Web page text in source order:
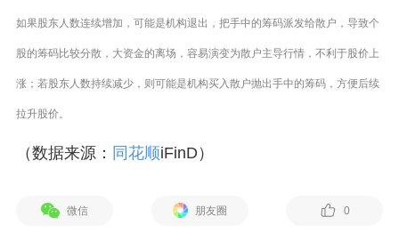
如果股东人数连续增加，可能是机构退出，把手中的筹码派发给散户，导致个
股的筹码比较分散，大资金的离场，容易演变为散户主导行情，不利于股价上
涨；若股东人数持续减少，则可能是机构买入散户抛出手中的筹码，方便后续
拉升股价。
（数据来源： 同花顺iFinD）
微信 朋友圈 0